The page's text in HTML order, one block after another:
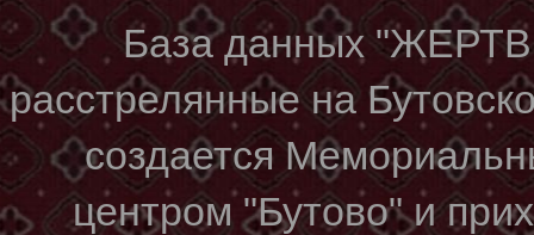
База данных
расстрелянные на
создается
центром "Бутово" и